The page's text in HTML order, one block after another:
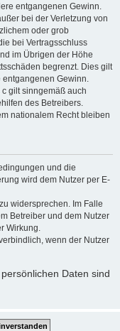
entgangenen Gewinn.
bei der Verletzung von
oder grob
bei Vertragsschluss
im Übrigen der Höhe
begrenzt. Dies gilt
Gewinn.
gilt sinngemäß auch
des Betreibers.
nationalem Recht bleiben
und die
wird dem Nutzer per E-
widersprechen. Im Falle
Betreiber und dem Nutzer
Wirkung.
wenn der Nutzer
Daten sind